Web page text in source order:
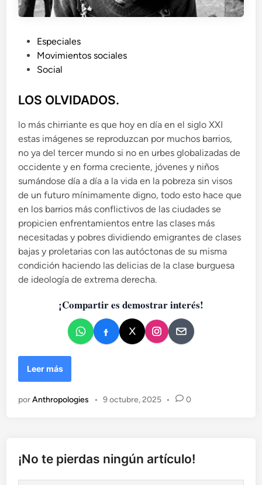
i
a
d
o
e
n
Especiales
Movimientos sociales
Social
LOS OLVIDADOS.
lo más chirriante es que hoy en día en el siglo XXI
estas imágenes se reproduzcan por muchos barrios,
no ya del tercer mundo si no en urbes globalizadas de
occidente y en forma creciente, jóvenes y niños
sumándose día a día a la vida en la pobreza sin visos
de un futuro mínimamente digno, todo esto hace que
en los barrios más conflictivos de las ciudades se
propicien enfrentamientos entre las clases más
necesitadas y pobres dividiendo emigrantes de clases
bajas y proletarias con las autóctonas de su misma
condición haciendo las delicias de la clase burguesa
de ideología de extrema derecha.
¡Compartir es demostrar interés!
L
O
O
D
A
D
Leer más
porAnthropologies • 9 octubre, 2025 • 0
¡No te pierdas ningún artículo!